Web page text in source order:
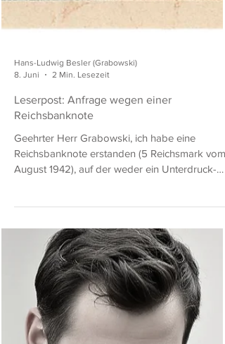
Leserpost: Anfrage wegen einer
Reichsbanknote
Geehrter Herr Grabowski, ich habe eine
Reichsbanknote erstanden (5 Reichsmark vom
August 1942), auf der weder ein Unterdruck-
Buchstabe, noch eine Kontrollnummer
abgedruckt ist. In Ihrem Buch "Die deutschen